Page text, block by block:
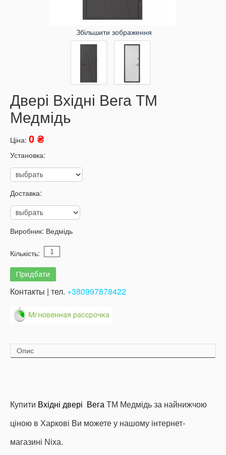
Збільшити зображення
Двері Вхідні Вега ТМ
Медмідь
Ціна: 0 ₴
Установка:
Доставка:
Виробник: Ведмідь
Кількість:
Контакты | тел. +380997878422
Опис
Купити Вхідні двері Вега ТМ Медмідь за найнижчою
ціною в Харкові Ви можете у нашому інтернет-
магазині Nixa.